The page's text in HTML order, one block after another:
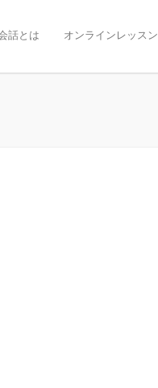
話とは オンラインレッスン